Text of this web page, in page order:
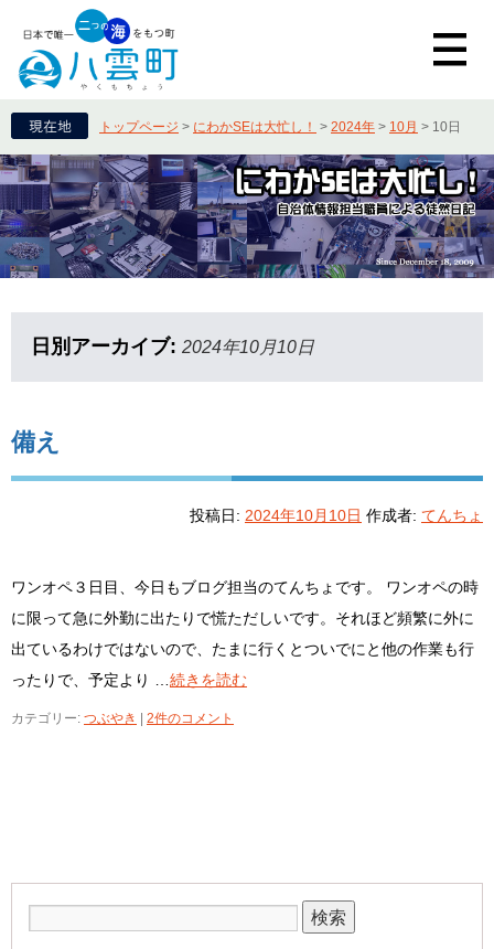
トップページ > にわかSEは大忙し！ > 2024年 > 10月 > 10日
日別アーカイブ: 2024年10月10日
備え
投稿日: 2024年10月10日 作成者: てんちょ
ワンオペ３日目、今日もブログ担当のてんちょです。 ワンオペの時
に限って急に外勤に出たりで慌ただしいです。それほど頻繁に外に
出ているわけではないので、たまに行くとついでにと他の作業も行
ったりで、予定より … 続きを読む
カテゴリー: つぶやき 2件のコメント